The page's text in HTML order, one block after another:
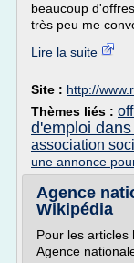
beaucoup
très peu me
Lire la suite
Site : http://
Thèmes liés :
d'emploi
association
une annonce
Agence
Wikipédia
Pour les articles
Agence